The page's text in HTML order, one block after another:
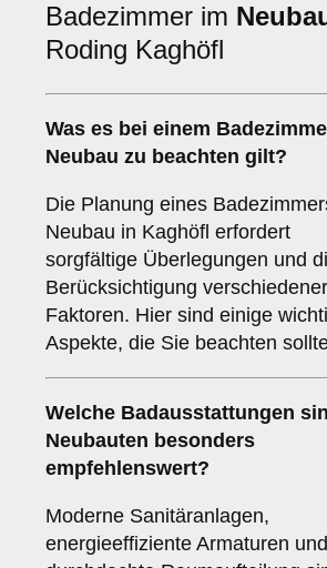
Badezimmer im
Roding Kaghöfl
Was es bei einem
Neubau zu beachten gilt?
Die Planung eines
Neubau in Kaghöfl erfordert
sorgfältige Überlegungen und
Berücksichtigung verschiedener
Faktoren. Hier sind einige
Aspekte, die Sie beachten
Welche Badausstattungen
Neubauten besonders
empfehlenswert?
Moderne Sanitäranlagen,
energieeffiziente Armaturen